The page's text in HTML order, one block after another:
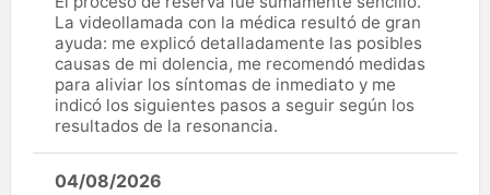
La videollamada con la médica resultó de gran
ayuda: me explicó detalladamente las posibles
causas de mi dolencia, me recomendó medidas
para aliviar los síntomas de inmediato y me
indicó los siguientes pasos a seguir según los
resultados de la resonancia.
04/08/2026